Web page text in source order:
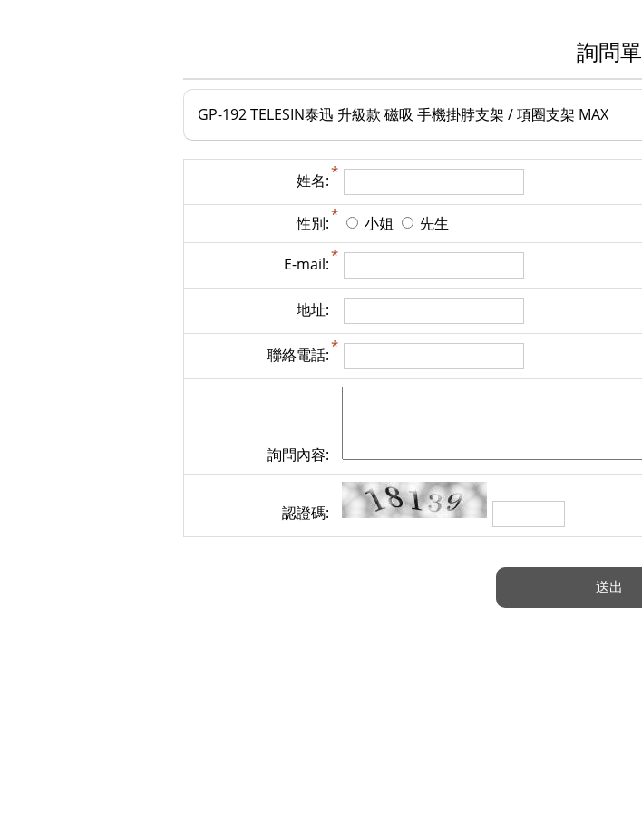
詢問單
GP-192 TELESIN泰迅 升級款 磁吸 手機掛脖支架 / 項圈支架 MAX
姓名:
性別: 小姐 先生
E-mail:
地址:
聯絡電話:
詢問內容:
認證碼: